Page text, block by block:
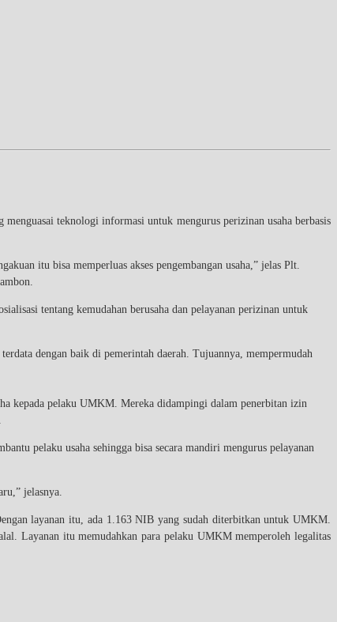
teknologi informasi untuk mengurus perizinan usaha berbasis
itu bisa memperluas akses pengembangan usaha,” jelas Plt.
tentang kemudahan berusaha dan pelayanan perizinan untuk
dengan baik di pemerintah daerah. Tujuannya, mempermudah
kepada pelaku UMKM. Mereka didampingi dalam penerbitan izin
pelaku usaha sehingga bisa secara mandiri mengurus pelayanan
jelasnya.
layanan itu, ada 1.163 NIB yang sudah diterbitkan untuk UMKM.
Layanan itu memudahkan para pelaku UMKM memperoleh legalitas